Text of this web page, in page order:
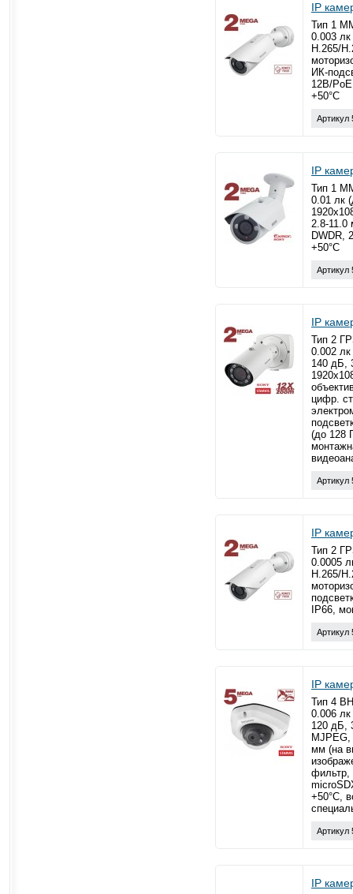
IP
Тип 1
0.003
H.265/
ИК-
12В/
+50°С
Артикул
IP
Тип 1
0.01 лк
2.8-11.0
DWDR,
+50°С
Артикул
IP
Тип 2
0.002
140 дБ,
цифр.
(до 128
Артикул
IP
Тип 2
0.0005
H.265/
IP66,
Артикул
IP
Тип 4
0.006
120 дБ,
мм (на
фильтр,
+50°С,
Артикул
IP